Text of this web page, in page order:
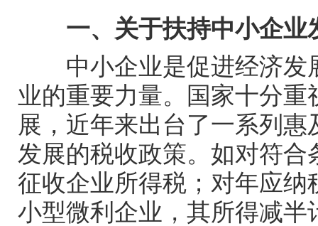
一、关于扶持中小企业
中小企业是促进经济
业的重要力量。国家十分
展，近年来出台了一系列
发展的税收政策。如对符
征收企业所得税；对年应纳
小型微利企业，其所得减